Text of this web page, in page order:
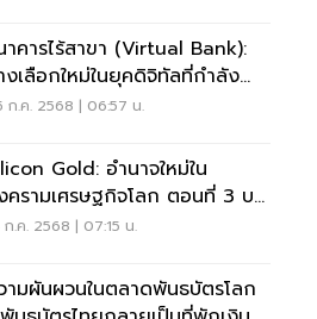
าคารไร้สาขา (Virtual Bank):
งเลือกใหม่ในยุคดิจิทัลที่กำลัง
ลี่ยนเกมการเงิน
ก.ค. 2568 | 06:57 น.
Gold: อำนาจใหม่ใน
ครามเศรษฐกิจโลก ตอนที่ 3 บท
ปของการลงทุนในศตวรรษที่ 21
ก.ค. 2568 | 07:15 น.
ามผันผวนในตลาดพันธบัตรโลก